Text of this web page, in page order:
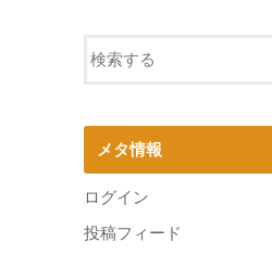
メタ情報
ログイン
投稿フィード